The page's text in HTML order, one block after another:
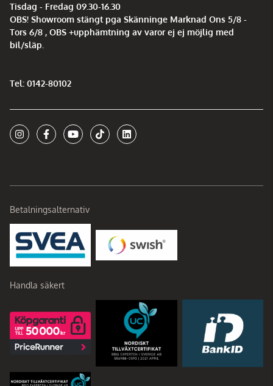
Tisdag - Fredag 09.30-16.30
OBS! Showroom stängt pga Skänninge Marknad Ons 5/8 -
Tors 6/8 , OBS +upphämtning av varor ej ej möjlig med
bil/släp.
Tel: 0142-80102
Betalningsalternativ
Handla säkert